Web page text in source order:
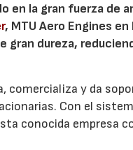
en la gran fuerza de
, MTU Aero Engines
gran dureza,
comercializa y da
Con el
conocida empresa